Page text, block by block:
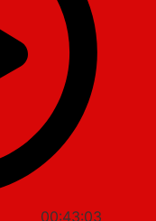
00:43:03